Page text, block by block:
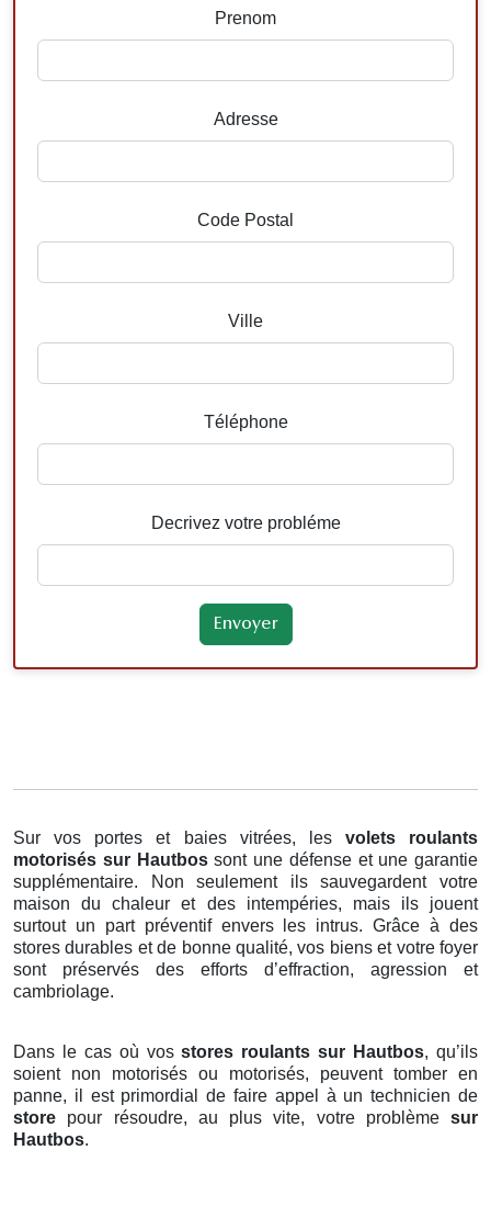
Prenom
Adresse
Code Postal
Ville
Téléphone
Decrivez votre probléme
Sur vos portes et baies vitrées, les volets roulants
motorisés sur Hautbossont une défense et une garantie
supplémentaire. Non seulement ils sauvegardent votre
maison du chaleur et des intempéries, mais ils jouent
surtout un part préventif envers les intrus. Grâce à des
stores durables et de bonne qualité, vos biens et votre foyer
sont préservés des efforts d’effraction, agression et
cambriolage.
Dans le cas où vosstores roulants sur Hautbos, qu’ils
soient non motorisés ou motorisés, peuvent tomber en
panne, il est primordial de faire appel à un technicien de
store pour résoudre, au plus vite, votre problème sur
Hautbos.